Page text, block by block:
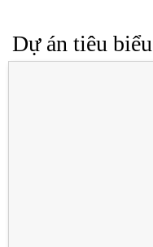
Dự án tiêu biểu